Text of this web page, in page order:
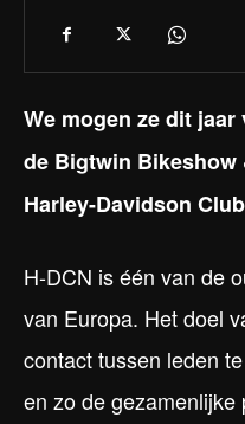
We mogen ze dit
de Bigtwin Bikeshow
Harley-Davidson
H-DCN is één van de
van Europa. Het doel
contact tussen leden
en zo de